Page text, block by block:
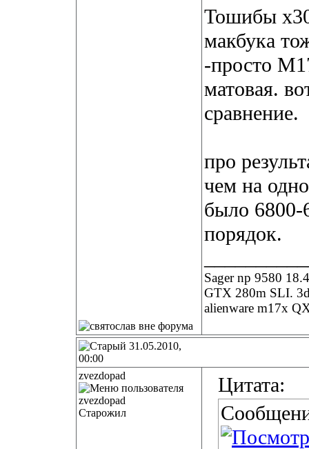
Тошибы
макбука
-просто
матовая.
сравнение.
про
чем на
было 6800-
порядок.
Sager np 9580
GTX 280m SLI.
alienware m17x
31.05.2010,
00:00
zvezdopad
Старожил
Цитата: